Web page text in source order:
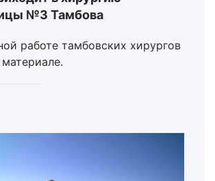
№3 Тамбова
работе тамбовских хирургов